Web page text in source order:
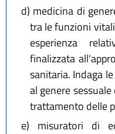
d) medicina di
tra le funzioni
esperienza
finalizzata
sanitaria. Indaga
al genere
trattamento delle
e) misuratori di